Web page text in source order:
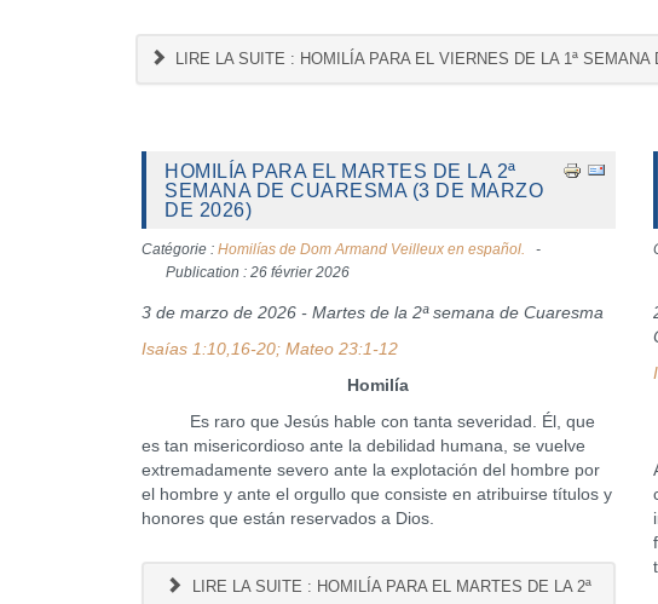
LIRE LA SUITE : HOMILÍA PARA EL VIERNES DE LA 1ª
HOMILÍA PARA EL MARTES DE LA 2ª
SEMANA DE CUARESMA (3 DE MARZO
DE 2026)
Catégorie : Homilías de Dom Armand Veilleux en español.
Publication : 26 février 2026
3 de marzo de 2026 - Martes de la 2ª semana de Cuaresma
Isaías 1:10,16-20; Mateo 23:1-12
Homilía
Es raro que Jesús hable con tanta severidad. Él, que
es tan misericordioso ante la debilidad humana, se vuelve
extremadamente severo ante la explotación del hombre por
el hombre y ante el orgullo que consiste en atribuirse títulos y
honores que están reservados a Dios.
LIRE LA SUITE : HOMILÍA PARA EL MARTES DE LA 2ª